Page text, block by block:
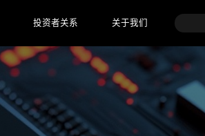
投资者关系 关于我们